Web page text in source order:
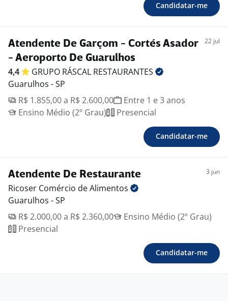
Candidatar-me
Atendente De Garçom - Cortés Asador
- Aeroporto De Guarulhos
22 jul
4,4 GRUPO RÁSCAL RESTAURANTES
Guarulhos - SP
R$ 1.855,00 a R$ 2.600,00
Entre 1 e 3 anos
Ensino Médio (2º Grau)
Presencial
Candidatar-me
Atendente De Restaurante 3 jun
Ricoser Comércio deAlimentos
Guarulhos - SP
R$ 2.000,00 a R$ 2.360,00
Ensino Médio (2º Grau)
Presencial
Candidatar-me